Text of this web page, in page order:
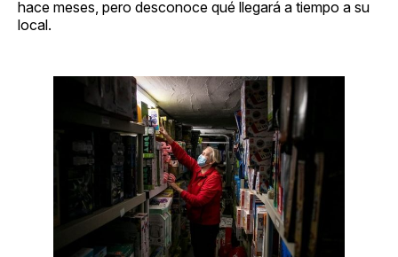
hace meses, pero desconoce qué llegará a tiempo a su
local.